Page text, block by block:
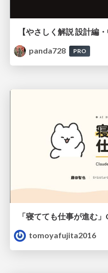
panda728
PRO
tomoyafujita2016